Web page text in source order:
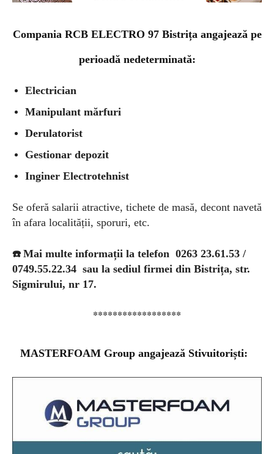
Compania RCB ELECTRO 97 Bistrița angajează pe
perioadă nedeterminată:
Electrician
Manipulant mărfuri
Derulatorist
Gestionar depozit
Inginer Electrotehnist
Se oferă salarii atractive, tichete de masă, decont navetă
în afara localității, sporuri, etc.
☎️ Mai multe informații la telefon 0263 23.61.53 /
0749.55.22.34 sau la sediul firmei din Bistrița, str.
Sigmirului, nr 17.
******************
MASTERFOAM Group angajează Stivuitoriști: